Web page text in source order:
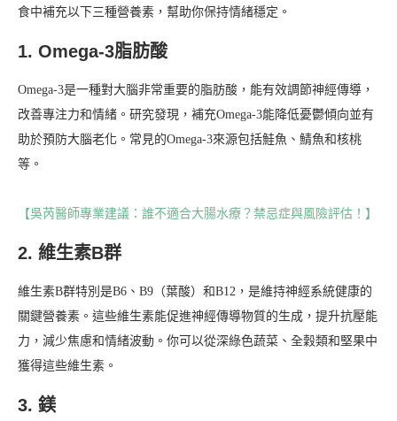
食中補充以下三種營養素，幫助你保持情緒穩定。
1. Omega-3脂肪酸
Omega-3是一種對大腦非常重要的脂肪酸，能有效調節神經傳導，
改善專注力和情緒。研究發現，補充Omega-3能降低憂鬱傾向並有
助於預防大腦老化。常見的Omega-3來源包括鮭魚、鯖魚和核桃
等。
【吳芮醫師專業建議：誰不適合大腸水療？禁忌症與風險評估！】
2. 維生素B群
維生素B群特別是B6、B9（葉酸）和B12，是維持神經系統健康的
關鍵營養素。這些維生素能促進神經傳導物質的生成，提升抗壓能
力，減少焦慮和情緒波動。你可以從深綠色蔬菜、全穀類和堅果中
獲得這些維生素。
3. 鎂